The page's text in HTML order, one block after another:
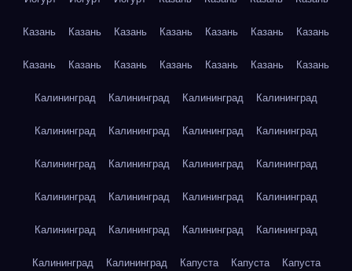
Казань Казань Казань Казань Казань Казань Казань
Казань Казань Казань Казань Казань Казань Казань
Калининград Калининград Калининград Калининград
Калининград Калининград Калининград Калининград
Калининград Калининград Калининград Калининград
Калининград Калининград Калининград Калининград
Калининград Калининград Калининград Калининград
Калининград Калининград Капуста Капуста Капуста